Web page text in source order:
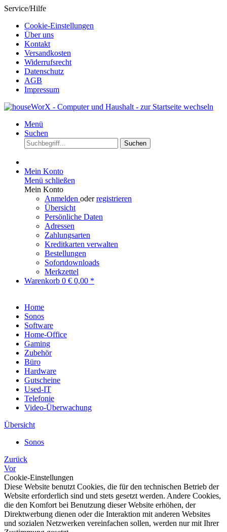
Service/Hilfe
Cookie-Einstellungen
Über uns
Kontakt
Versandkosten
Widerrufsrecht
Datenschutz
AGB
Impressum
Menü
Suchen
Suchen
Mein Konto
Menü schließen
Mein Konto
Anmelden oderregistrieren
Übersicht
Persönliche Daten
Adressen
Zahlungsarten
Kreditkarten verwalten
Bestellungen
Sofortdownloads
Merkzettel
Warenkorb 0 € 0,00 *
Home
Sonos
Software
Home-Office
Gaming
Zubehör
Büro
Hardware
Gutscheine
Used-IT
Telefonie
Video-Überwachung
Übersicht
Sonos
Zurück
Vor
Cookie-Einstellungen
Diese Website benutzt Cookies, die für den technischen Betrieb der
Website erforderlich sind und stets gesetzt werden. Andere Cookies,
die den Komfort bei Benutzung dieser Website erhöhen, der
Direktwerbung dienen oder die Interaktion mit anderen Websites
und sozialen Netzwerken vereinfachen sollen, werden nur mit Ihrer